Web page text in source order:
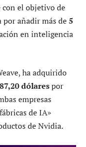
con el objetivo de
por añadir más de5
en inteligencia
ha adquirido
87,20 dólarespor
empresas
de IA»
de Nvidia.